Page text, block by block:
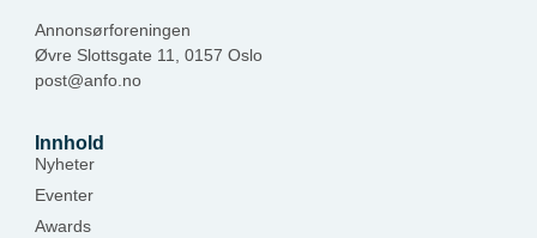
Annonsørforeningen
Øvre Slottsgate 11, 0157 Oslo
post@anfo.no
Innhold
Nyheter
Eventer
Awards